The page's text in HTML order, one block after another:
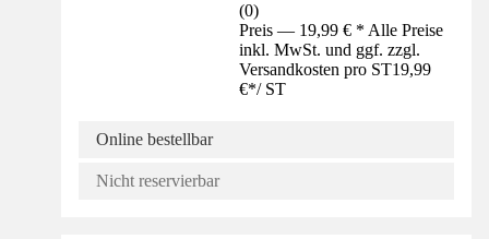
(0)
Preis — 19,99 € * Alle Preise
inkl. MwSt. und ggf. zzgl.
Versandkosten pro ST19,99
€*/ ST
Online bestellbar
Nicht reservierbar